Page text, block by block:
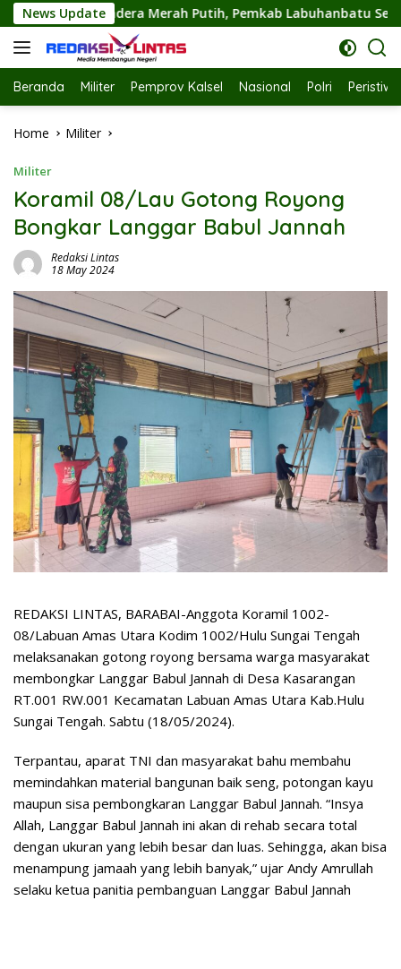
Skip
to
content
News Update
Putih, Pemkab Labuhanbatu Semarakkan HUT RI ke-81
Beranda Militer Pemprov Kalsel Nasional Polri
Home Militer
Militer
Koramil 08/Lau Gotong Royong
Bongkar Langgar Babul Jannah
Redaksi Lintas
18 May 2024
REDAKSI LINTAS, BARABAI-Anggota Koramil 1002-
08/Labuan Amas Utara Kodim 1002/Hulu Sungai Tengah
melaksanakan gotong royong bersama warga masyarakat
membongkar Langgar Babul Jannah di Desa Kasarangan
RT.001 RW.001 Kecamatan Labuan Amas Utara Kab.Hulu
Sungai Tengah. Sabtu (18/05/2024).
Terpantau, aparat TNI dan masyarakat bahu membahu
memindahkan material bangunan baik seng, potongan kayu
maupun sisa pembongkaran Langgar Babul Jannah. “Insya
Allah, Langgar Babul Jannah ini akan di rehab secara total
dengan ukuran yang lebih besar dan luas. Sehingga, akan bisa
menampung jamaah yang lebih banyak,” ujar Andy Amrullah
selaku ketua panitia pembanguan Langgar Babul Jannah